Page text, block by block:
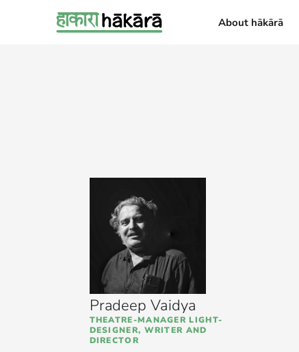
About hākārā
Pradeep Vaidya
THEATRE-MANAGER LIGHT-
DESIGNER, WRITER AND
DIRECTOR